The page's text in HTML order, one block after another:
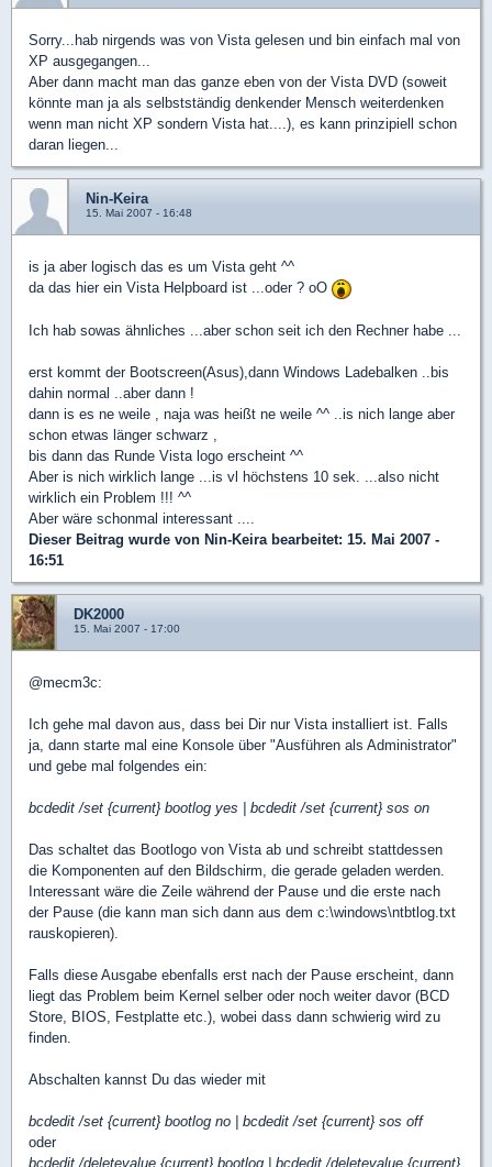
Sorry...hab nirgends was von Vista gelesen und bin einfach mal von
XP ausgegangen...
Aber dann macht man das ganze eben von der Vista DVD (soweit
könnte man ja als selbstständig denkender Mensch weiterdenken
wenn man nicht XP sondern Vista hat....), es kann prinzipiell schon
daran liegen...
Nin-Keira
15. Mai 2007 - 16:48
is ja aber logisch das es um Vista geht ^^
da das hier ein Vista Helpboard ist ...oder ? oO
Ich hab sowas ähnliches ...aber schon seit ich den Rechner habe ...
erst kommt der Bootscreen(Asus),dann Windows Ladebalken ..bis
dahin normal ..aber dann !
dann is es ne weile , naja was heißt ne weile ^^ ..is nich lange aber
schon etwas länger schwarz ,
bis dann das Runde Vista logo erscheint ^^
Aber is nich wirklich lange ...is vl höchstens 10 sek. ...also nicht
wirklich ein Problem !!! ^^
Aber wäre schonmal interessant ....
Dieser Beitrag wurde von Nin-Keira bearbeitet: 15. Mai 2007 -
16:51
DK2000
15. Mai 2007 - 17:00
@mecm3c:
Ich gehe mal davon aus, dass bei Dir nur Vista installiert ist. Falls
ja, dann starte mal eine Konsole über "Ausführen als Administrator"
und gebe mal folgendes ein:
bcdedit /set {current} bootlog yes | bcdedit /set {current} sos on
Das schaltet das Bootlogo von Vista ab und schreibt stattdessen
die Komponenten auf den Bildschirm, die gerade geladen werden.
Interessant wäre die Zeile während der Pause und die erste nach
der Pause (die kann man sich dann aus dem c:\windows\ntbtlog.txt
rauskopieren).
Falls diese Ausgabe ebenfalls erst nach der Pause erscheint, dann
liegt das Problem beim Kernel selber oder noch weiter davor (BCD
Store, BIOS, Festplatte etc.), wobei dass dann schwierig wird zu
finden.
Abschalten kannst Du das wieder mit
bcdedit /set {current} bootlog no | bcdedit /set {current} sos off
oder
bcdedit /deletevalue {current} bootlog | bcdedit /deletevalue {current}